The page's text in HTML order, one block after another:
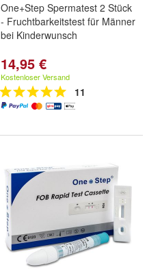
One+Step Spermatest 2 Stück
- Fruchtbarkeitstest für Männer
bei Kinderwunsch
14,95 €
Kostenloser Versand
11